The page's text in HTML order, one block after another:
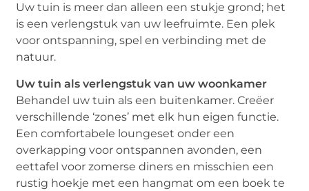
Uw tuin is meer dan alleen een stukje grond; het
is een verlengstuk van uw leefruimte. Een plek
voor ontspanning, spel en verbinding met de
natuur.
Uw tuin als verlengstuk van uw woonkamer
Behandel uw tuin als een buitenkamer. Creëer
verschillende ‘zones’ met elk hun eigen functie.
Een comfortabele loungeset onder een
overkapping voor ontspannen avonden, een
eettafel voor zomerse diners en misschien een
rustig hoekje met een hangmat om een boek te